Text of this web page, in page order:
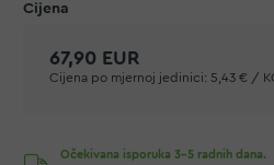
67,90 EUR
Cijena po mjernoj jedinici: 5,43 € /
Očekivana isporuka 3-5 radnih dana.